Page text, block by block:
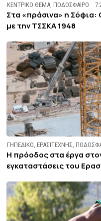
ΚΕΝΤΡΙΚΟ ΘΕΜΑ ,ΠΟΔΟΣΦΑΙΡΟ
Στα «πράσινα» η
με την ΤΣΣΚΑ 1948
ΓΗΠΕΔΙΚΟ ,ΕΡΑΣΙΤΕΧΝΗΣ ,
Η πρόοδος στα έργα
εγκαταστάσεις του